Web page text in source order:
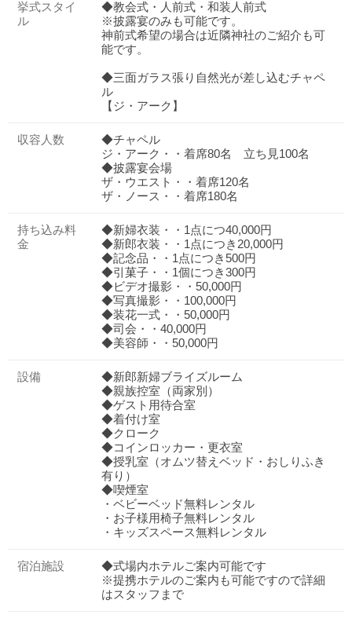
挙式スタイ
ル
◆教会式・人前式・和装人前式
※披露宴のみも可能です。
神前式希望の場合は近隣神社のご紹介も可
能です。
◆三面ガラス張り自然光が差し込むチャペ
ル
【ジ・アーク】
収容人数
◆チャペル
ジ・アーク・・着席80名 立ち見100名
◆披露宴会場
ザ・ウエスト・・着席120名
ザ・ノース・・着席180名
持ち込み料
金
◆新婦衣装・・1点につ40,000円
◆新郎衣装・・1点につき20,000円
◆記念品・・1点につき500円
◆引菓子・・1個につき300円
◆ビデオ撮影・・50,000円
◆写真撮影・・100,000円
◆装花一式・・50,000円
◆司会・・40,000円
◆美容師・・50,000円
設備
◆新郎新婦ブライズルーム
◆親族控室（両家別）
◆ゲスト用待合室
◆着付け室
◆クローク
◆コインロッカー・更衣室
◆授乳室（オムツ替えベッド・おしりふき
有り）
◆喫煙室
・ベビーベッド無料レンタル
・お子様用椅子無料レンタル
・キッズスペース無料レンタル
宿泊施設
◆式場内ホテルご案内可能です
※提携ホテルのご案内も可能ですので詳細
はスタッフまで